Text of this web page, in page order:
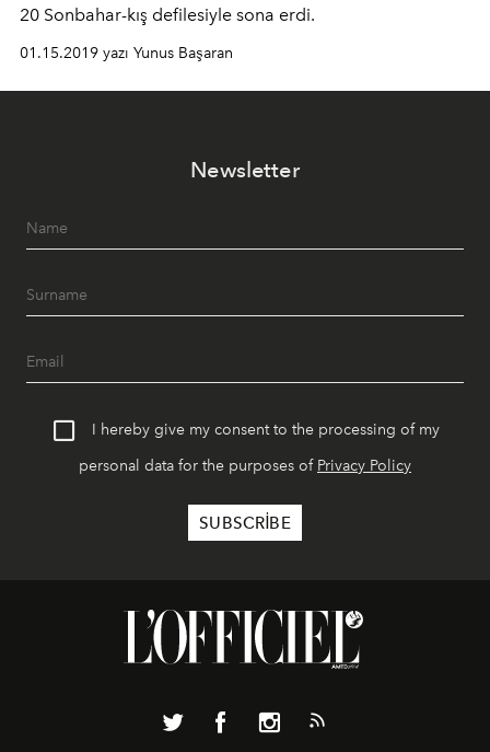
20 Sonbahar-kış defilesiyle sona erdi.
01.15.2019 yazı Yunus Başaran
Newsletter
I hereby give my consent to the processing of my
personal data for the purposes of Privacy Policy